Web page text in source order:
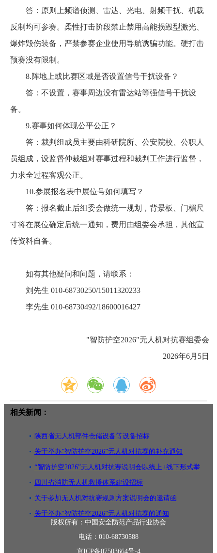
答：原则上频谱侦测、雷达、光电、射频干扰、机载
反制均可参赛。柔性打击阶段禁止禁用高能损毁型激光、
爆炸毁伤装备，严禁参赛企业使用导航诱骗功能。硬打击
预赛没有限制。
8.阵地上或比赛区域是否设置信号干扰设备？
答：不设置，赛事周边没有雷达站等强信号干扰设
备。
9.赛事如何体现公平公正？
答：裁判组成员主要由科研院所、公安院校、公职人
员组成，设监督仲裁组对赛事过程和裁判工作进行监督，
力求全过程客观公正。
10.参展报名表中展位号如何填写？
答：报名截止后组委会做统一规划，背景板、门楣尺
寸将在展位确定后统一通知，费用由组委会承担，其他宣
传资料自备。
如有其他疑问和问题，请联系：
刘先生 010-68730250/15011320233
李先生 010-68730492/18600016427
"智防护空2026"无人机对抗赛组委会
2026年6月5日
相关新闻：
陕西省无人机部件仓储设备等设备招标
关于举办”智防护空2026”无人机对抗赛的补充通知
“智防护空2026”无人机对抗赛说明会以线上+线下形式举
办
四川省消防无人机救援体系建设招标
关于参加无人机对抗赛规则方案说明会的邀请函
关于举办“智防护空2026”无人机对抗赛的通知
版权所有：中国安全防范产品行业协会
电话：010-68730588
京ICP备07503664号-4